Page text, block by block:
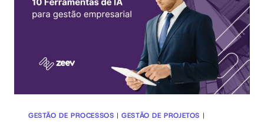
TRANSFORMAR
ROTINA
GESTÃO DE PROCESSOS |GESTÃO DE PROJETOS |